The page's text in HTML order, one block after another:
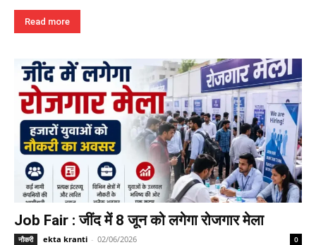
Read more
Job Fair : जींद में 8 जून को लगेगा रोजगार मेला
नौकरी ekta kranti - 02/06/2026 0